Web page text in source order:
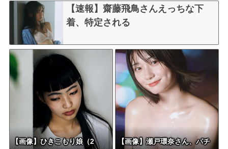
【速報】齋藤飛鳥さんえっちな下
着、特定される
【画像】ひきこもり娘（2
【画像】瀬戸環奈さん、パチ